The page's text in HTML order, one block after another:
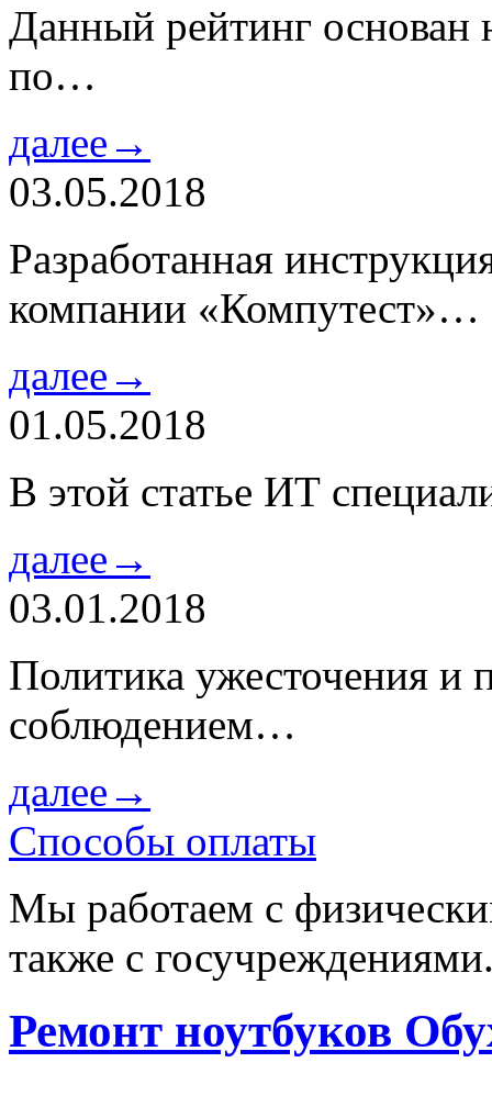
Данный рейтинг основан
по…
далее→
03.05.2018
Разработанная
компании «Компутест»…
далее→
01.05.2018
В этой статье ИТ
далее→
03.01.2018
Политика ужесточения и
соблюдением…
далее→
Способы оплаты
Мы работаем с
также с
Ремонт ноутбуков